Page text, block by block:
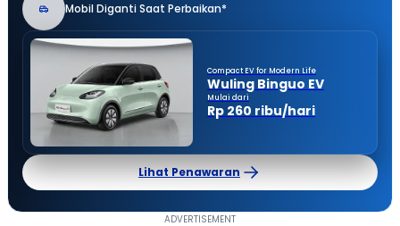
Mobil Diganti Saat Perbaikan*
Compact EV for Modern Life
Wuling Binguo EV
Mulai dari
Rp 260 ribu/hari
Lihat Penawaran